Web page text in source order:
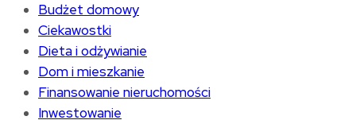
Budżet domowy
Ciekawostki
Dieta i odżywianie
Dom i mieszkanie
Finansowanie nieruchomości
Inwestowanie